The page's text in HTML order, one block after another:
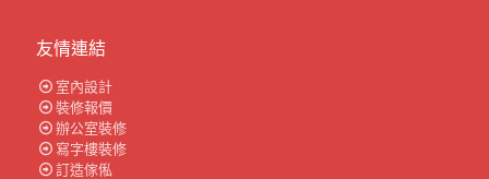
友情連結
室內設計
裝修報價
辦公室裝修
寫字樓裝修
訂造傢俬